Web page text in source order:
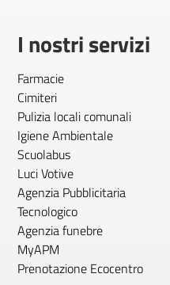
I nostri servizi
Farmacie
Cimiteri
Pulizia locali comunali
Igiene Ambientale
Scuolabus
Luci Votive
Agenzia Pubblicitaria
Tecnologico
Agenzia funebre
MyAPM
Prenotazione Ecocentro